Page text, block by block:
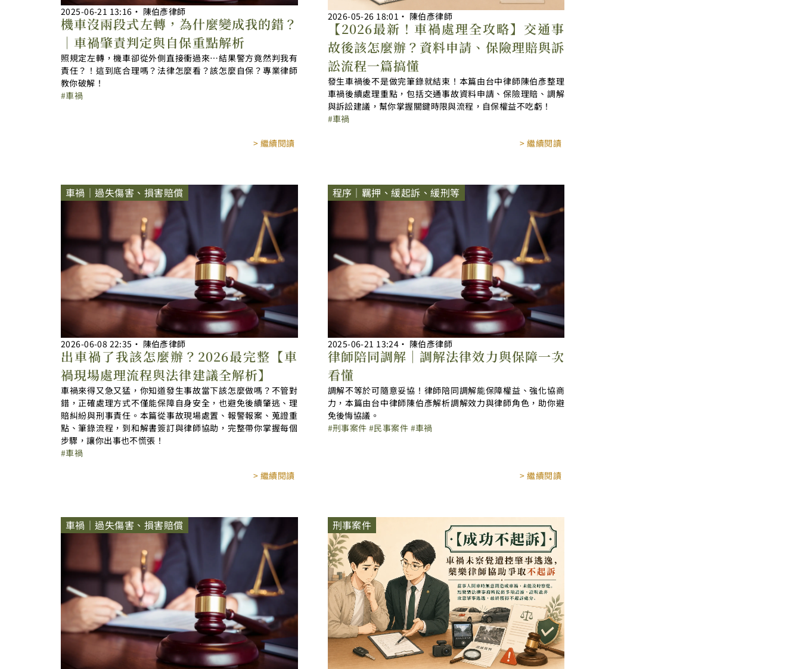
2025-06-21 13:16 ‧ 陳伯彥律師
機車沒兩段式左轉，為什麼變成我的錯？
｜車禍肇責判定與自保重點解析
照規定左轉，機車卻從外側直接衝過來…結果警方竟然判我有
責任？！這到底合理嗎？法律怎麼看？該怎麼自保？專業律師
教你破解！
車禍
> 繼續閱讀
2026-05-26 18:01 ‧ 陳伯彥律師
【2026最新！車禍處理全攻略】交通事
故後該怎麼辦？資料申請、保險理賠與訴
訟流程一篇搞懂
發生車禍後不是做完筆錄就結束！本篇由台中律師陳伯彥整理
車禍後續處理重點，包括交通事故資料申請、保險理賠、調解
與訴訟建議，幫你掌握關鍵時限與流程，自保權益不吃虧！
車禍
> 繼續閱讀
車禍｜過失傷害、損害賠償
2026-06-08 22:35 ‧ 陳伯彥律師
出車禍了我該怎麼辦？2026最完整【車
禍現場處理流程與法律建議全解析】
車禍來得又急又猛，你知道發生事故當下該怎麼做嗎？不管對
錯，正確處理方式不僅能保障自身安全，也避免後續肇逃、理
賠糾紛與刑事責任。本篇從事故現場處置、報警報案、蒐證重
點、筆錄流程，到和解書簽訂與律師協助，完整帶你掌握每個
步驟，讓你出事也不慌張！
車禍
> 繼續閱讀
程序｜羈押、緩起訴、緩刑等
2025-06-21 13:24 ‧ 陳伯彥律師
律師陪同調解｜調解法律效力與保障一次
看懂
調解不等於可隨意妥協！律師陪同調解能保障權益、強化協商
力，本篇由台中律師陳伯彥解析調解效力與律師角色，助你避
免後悔協議。
刑事案件
民事案件 車禍
> 繼續閱讀
車禍｜過失傷害、損害賠償 刑事案件